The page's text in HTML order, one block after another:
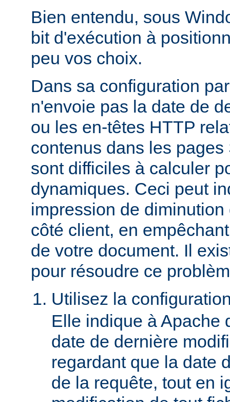
Bien entendu, sous
bit d'exécution à
peu vos choix.
Dans sa configuration
n'envoie pas la date de
ou les en-têtes HTTP
contenus dans les
sont difficiles à calculer
dynamiques. Ceci peut
impression de
côté client, en
de votre document. Il
pour résoudre ce
Utilisez la
Elle indique à Apache
date de dernière
regardant que la date
de la requête, tout en